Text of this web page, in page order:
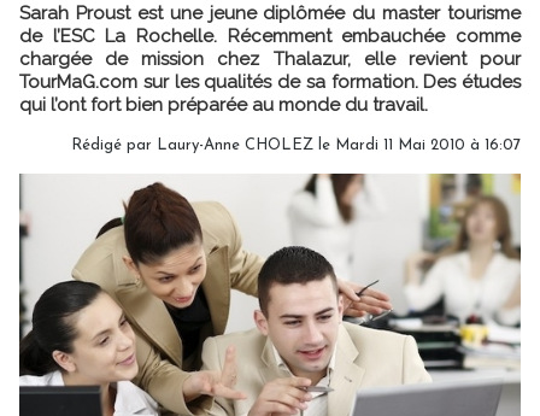
Sarah Proust est une jeune diplômée du master tourisme
de l’ESC La Rochelle. Récemment embauchée comme
chargée de mission chez Thalazur, elle revient pour
TourMaG.com sur les qualités de sa formation. Des études
qui l’ont fort bien préparée au monde du travail.
Rédigé par Laury-Anne CHOLEZ le Mardi 11 Mai 2010 à 16:07